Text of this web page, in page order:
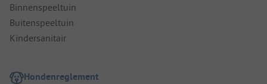
Binnenspeeltuin
Buitenspeeltuin
Kindersanitair
Hondenreglement